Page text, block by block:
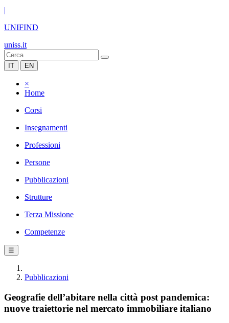
|
UNIFIND
uniss.it
IT EN
×
Home
Corsi
Insegnamenti
Professioni
Persone
Pubblicazioni
Strutture
Terza Missione
Competenze
☰
Pubblicazioni
Geografie dell’abitare nella città post pandemica:
nuove traiettorie nel mercato immobiliare italiano